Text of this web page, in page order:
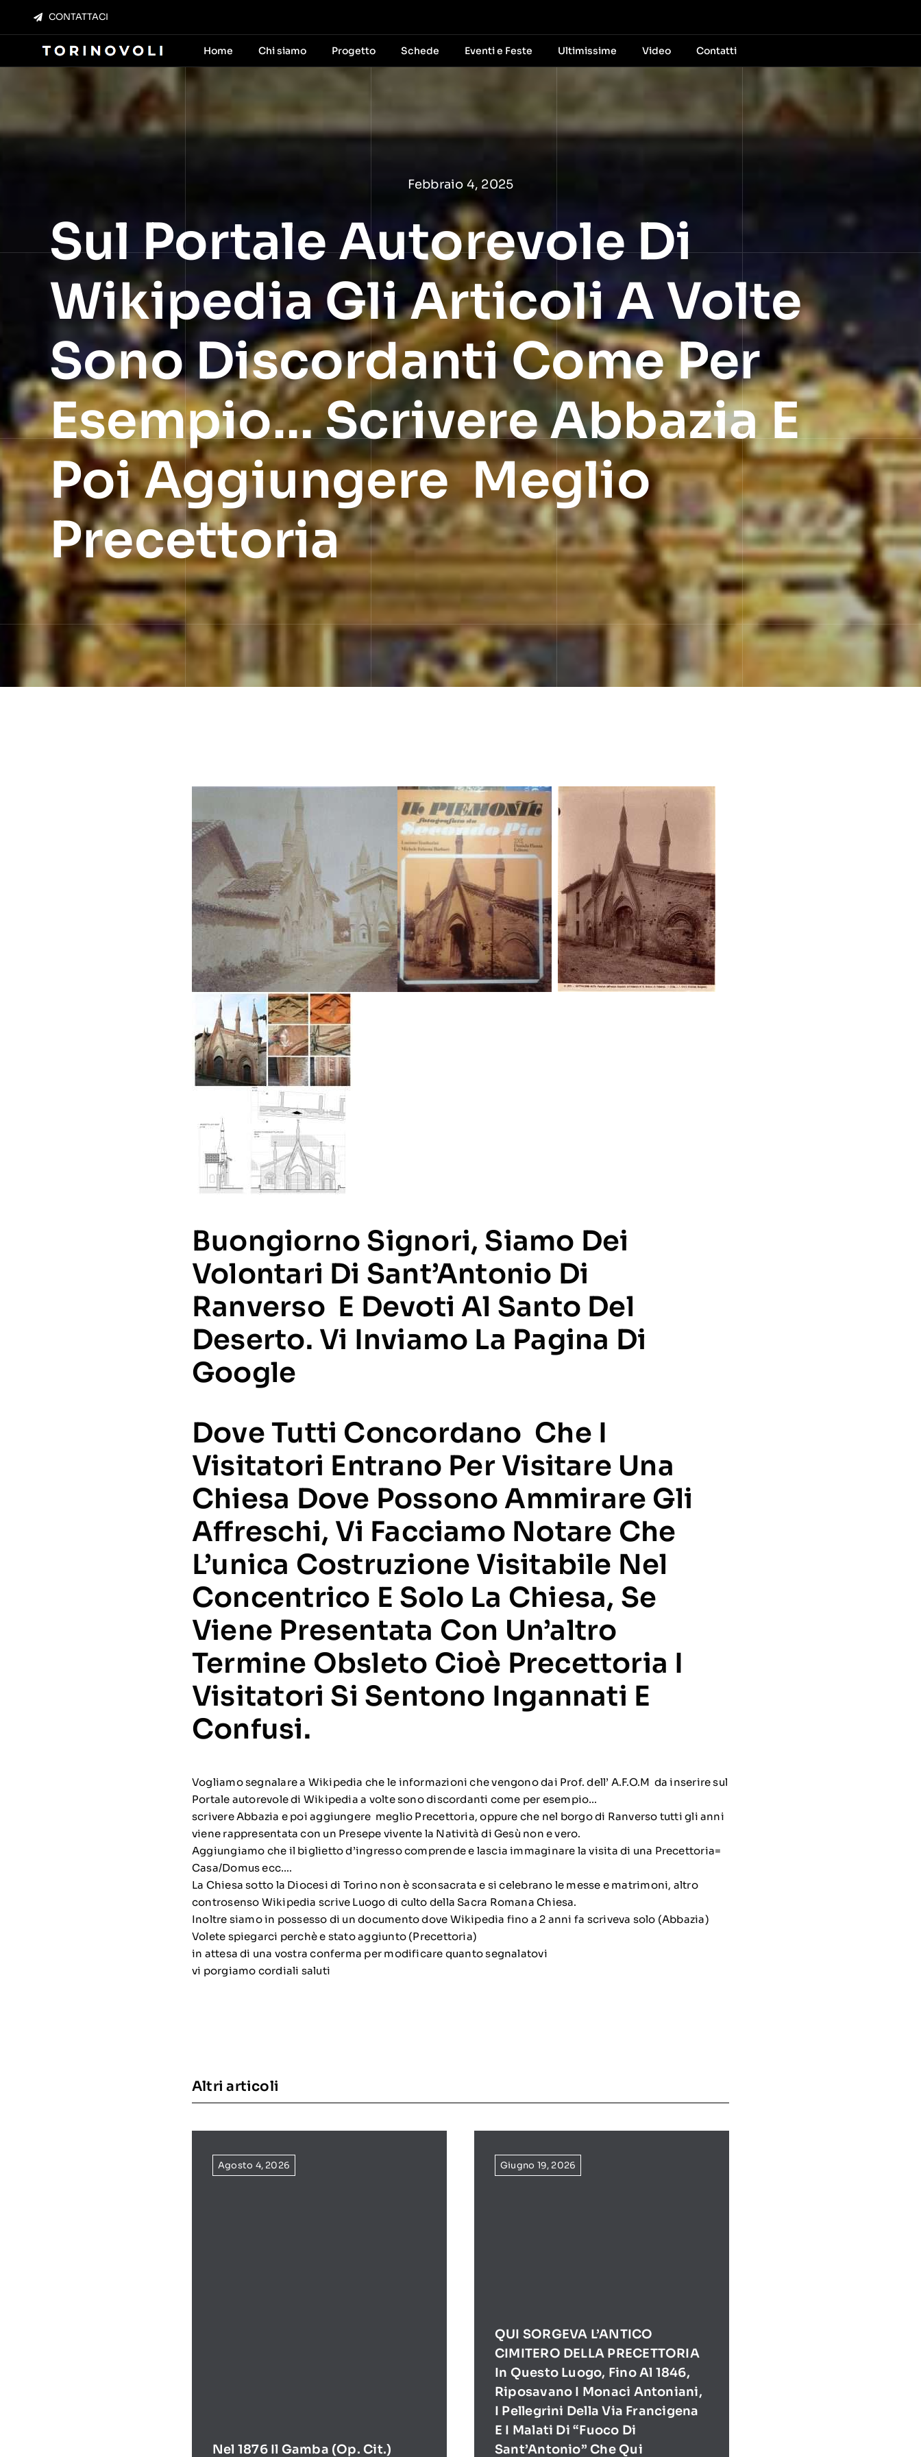
contenuto
CONTATTACI
Home Chi siamo Progetto Schede Eventi e Feste Ultimissime Video Contatti
Febbraio 4, 2025
Sul Portale Autorevole Di
Wikipedia Gli Articoli A Volte
Sono Discordanti Come Per
Esempio… Scrivere Abbazia E
Poi Aggiungere Meglio
Precettoria
Buongiorno Signori, Siamo Dei
Volontari Di Sant’Antonio Di
Ranverso E Devoti Al Santo Del
Deserto. Vi Inviamo La Pagina Di
Google
Dove Tutti Concordano Che I
Visitatori Entrano Per Visitare Una
Chiesa Dove Possono Ammirare Gli
Affreschi, Vi Facciamo Notare Che
L’unica Costruzione Visitabile Nel
Concentrico E Solo La Chiesa, Se
Viene Presentata Con Un’altro
Termine Obsleto Cioè Precettoria I
Visitatori Si Sentono Ingannati E
Confusi.
Vogliamo segnalare a Wikipedia che le informazioni che vengono dai Prof. dell’ A.F.O.M da inserire sul
Portale autorevole di Wikipedia a volte sono discordanti come per esempio…
scrivere Abbazia e poi aggiungere meglio Precettoria, oppure che nel borgo di Ranverso tutti gli anni
viene rappresentata con un Presepe vivente la Natività di Gesù non e vero.
Aggiungiamo che il biglietto d’ingresso comprende e lascia immaginare la visita di una Precettoria=
Casa/Domus ecc….
La Chiesa sotto la Diocesi di Torino non è sconsacrata e si celebrano le messe e matrimoni, altro
controsenso Wikipedia scrive Luogo di culto della Sacra Romana Chiesa.
Inoltre siamo in possesso di un documento dove Wikipedia fino a 2 anni fa scriveva solo (Abbazia)
Volete spiegarci perchè e stato aggiunto (Precettoria)
in attesa di una vostra conferma per modificare quanto segnalatovi
vi porgiamo cordiali saluti
Altri articoli
Agosto 4, 2026
Nel 1876 Il Gamba (op. Cit.)
Giugno 19, 2026
QUI SORGEVA L’ANTICO
CIMITERO DELLA PRECETTORIA
In Questo Luogo, Fino Al 1846,
Riposavano I Monaci Antoniani,
I Pellegrini Della Via Francigena
E I Malati Di “Fuoco Di
Sant’Antonio” Che Qui